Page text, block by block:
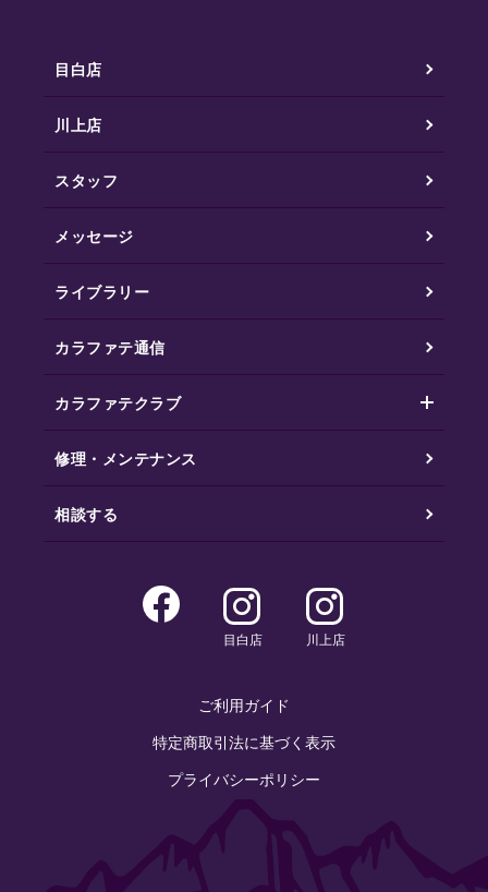
目白店
川上店
スタッフ
メッセージ
ライブラリー
カラファテ通信
カラファテクラブ
修理・メンテナンス
相談する
目白店 川上店
ご利用ガイド
特定商取引法に基づく表示
プライバシーポリシー